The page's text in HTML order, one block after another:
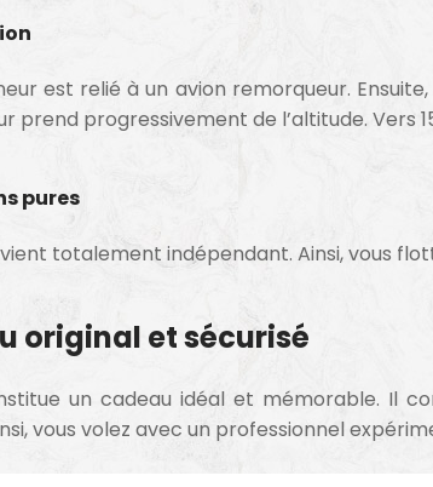
est relié à un avion remorqueur.
prend progressivement de l’altitude.
pures
totalement indépendant. Ainsi, vous
original et sécurisé
un cadeau idéal et mémorable. Il
vous volez avec un professionnel